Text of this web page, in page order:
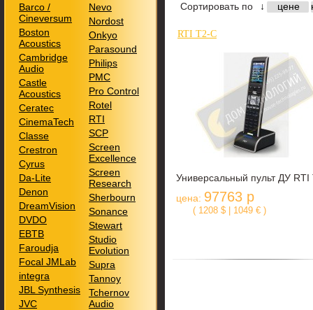
Сортировать по ↓ цене
RTI T2-C
Универсальный пульт ДУ RTI
цена: 97763 р
( 1208 $ | 1049 € )
Barco /
Cineversum
Boston
Acoustics
Cambridge
Audio
Castle
Acoustics
Ceratec
CinemaTech
Classe
Crestron
Cyrus
Da-Lite
Denon
DreamVision
DVDO
EBTB
Faroudja
Focal JMLab
integra
JBL Synthesis
JVC
Nevo
Nordost
Onkyo
Parasound
Philips
PMC
Pro Control
Rotel
RTI
SCP
Screen
Excellence
Screen
Research
Sherbourn
Sonance
Stewart
Studio
Evolution
Supra
Tannoy
Tchernov
Audio